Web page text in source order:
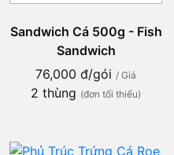
Sandwich Cá 500g - Fish
Sandwich
76,000 đ/gói / Giá
2 thùng (đơn tối thiểu)